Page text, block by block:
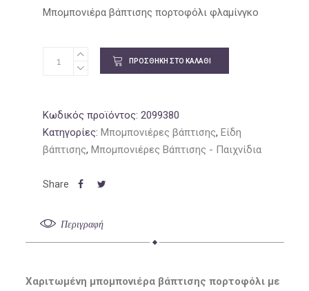
was:
τιμή
1.37€.
Μπομπονιέρα βάπτισης πορτοφόλι φλαμίνγκο
ΠΡΟΣΘΉΚΗ ΣΤΟ ΚΑΛΆΘΙ
Κωδικός προϊόντος: 2099380
Κατηγορίες: Μπομπονιέρες βάπτισης, Είδη
βάπτισης, Μπομπονιέρες Βάπτισης - Παιχνίδια
Περιγραφή
Χαριτωμένη μπομπονιέρα βάπτισης πορτοφόλι με